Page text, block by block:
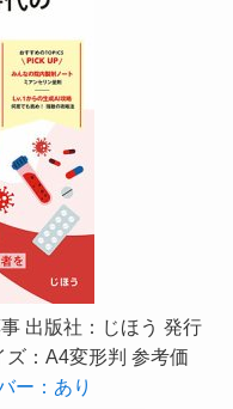
出版社：じほう 発行
ズ：A4変形判 参考価
ー：あり